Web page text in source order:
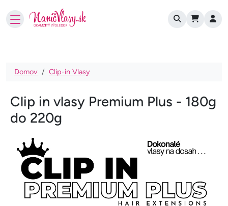
User account
Omrvinka
Domov Clip-in Vlasy
Clip in vlasy Premium Plus - 180g
do 220g